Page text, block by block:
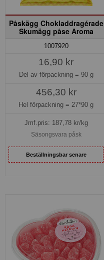
Påskägg Chokladdragérade
Skumägg påse Aroma
1007920
16,90 kr
Del av förpackning = 90 g
456,30 kr
Hel förpackning = 27*90 g
Jmf.pris: 187,78kr/kg
Säsongsvara påsk
Beställningsbar senare